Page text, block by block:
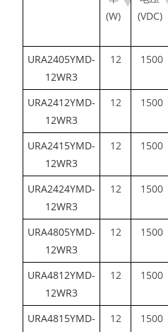
(W)
(VDC)
URA2405YMD-
12WR3
12 1500
URA2412YMD-
12WR3
12 1500
URA2415YMD-
12WR3
12 1500
URA2424YMD-
12WR3
12 1500
URA4805YMD-
12WR3
12 1500
URA4812YMD-
12WR3
12 1500
URA4815YMD-
12 1500